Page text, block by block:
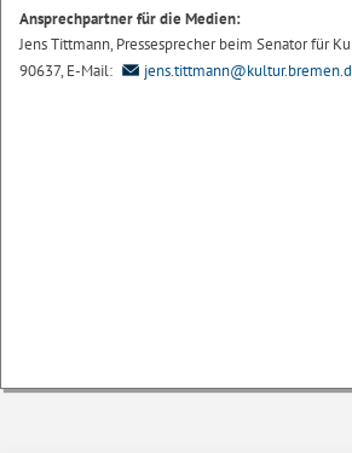
Ansprechpartner für die Medien:
Jens Tittmann, Pressesprecher beim Senator für
90637, E-Mail: